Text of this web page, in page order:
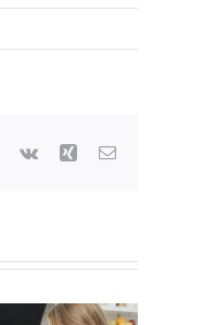
Pinterest
Vk Xing Email